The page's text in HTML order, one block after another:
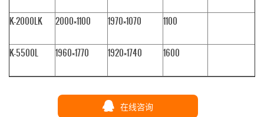
K-2000LK 2000×1100 1970×1070 1100
K-5500L 1960×1770 1920×1740 1600
在线咨询